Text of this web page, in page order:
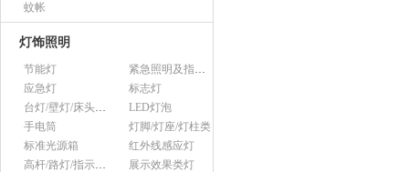
蚊帐
灯饰照明
节能灯
紧急照明及指示灯
应急灯
标志灯
台灯/壁灯/床头灯/落地灯
LED灯泡
手电筒
灯脚/灯座/灯柱类
标准光源箱
红外线感应灯
高杆/路灯/指示灯类
展示效果类灯